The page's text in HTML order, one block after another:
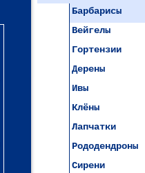
Барбарисы
Вейгелы
Гортензии
Дерены
Ивы
Клёны
Лапчатки
Рододендроны
Сирени